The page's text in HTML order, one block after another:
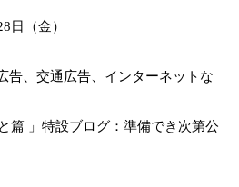
日（金）
告、交通広告、インターネットな
篇 」特設ブログ：準備でき次第公